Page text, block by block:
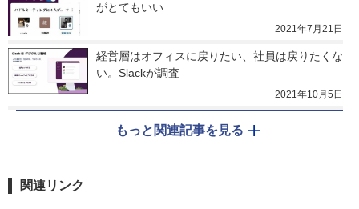
がとてもいい
2021年7月21日
経営層はオフィスに戻りたい、社員は戻りたくな
い。Slackが調査
2021年10月5日
もっと関連記事を見る
関連リンク